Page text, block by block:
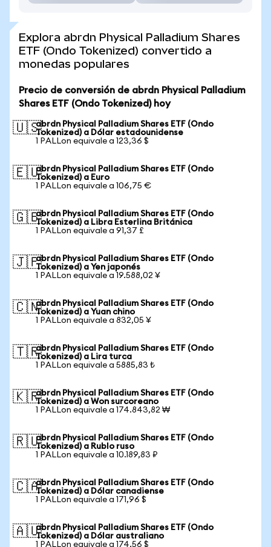
Explora abrdn Physical Palladium Shares
ETF (Ondo Tokenized) convertido a
monedas populares
Precio de conversión de abrdn Physical Palladium
Shares ETF (Ondo Tokenized) hoy
🇺🇸abrdn Physical Palladium Shares ETF (Ondo
Tokenized) a Dólar estadounidense
1 PALLon equivale a 123,36 $
🇪🇺abrdn Physical Palladium Shares ETF (Ondo
Tokenized) a Euro
1 PALLon equivale a 106,75 €
🇬🇧abrdn Physical Palladium Shares ETF (Ondo
Tokenized) a Libra Esterlina Británica
1 PALLon equivale a 91,37 £
🇯🇵abrdn Physical Palladium Shares ETF (Ondo
Tokenized) a Yen japonés
1 PALLon equivale a 19.588,02 ¥
🇨🇳abrdn Physical Palladium Shares ETF (Ondo
Tokenized) a Yuan chino
1 PALLon equivale a 832,05 ¥
🇹🇷abrdn Physical Palladium Shares ETF (Ondo
Tokenized) a Lira turca
1 PALLon equivale a 5885,83 ₺
🇰🇷abrdn Physical Palladium Shares ETF (Ondo
Tokenized) a Won surcoreano
1 PALLon equivale a 174.843,82 ₩
🇷🇺abrdn Physical Palladium Shares ETF (Ondo
Tokenized) a Rublo ruso
1 PALLon equivale a 10.189,83 ₽
🇨🇦abrdn Physical Palladium Shares ETF (Ondo
Tokenized) a Dólar canadiense
1 PALLon equivale a 171,96 $
🇦🇺abrdn Physical Palladium Shares ETF (Ondo
Tokenized) a Dólar australiano
1 PALLon equivale a 174,56 $